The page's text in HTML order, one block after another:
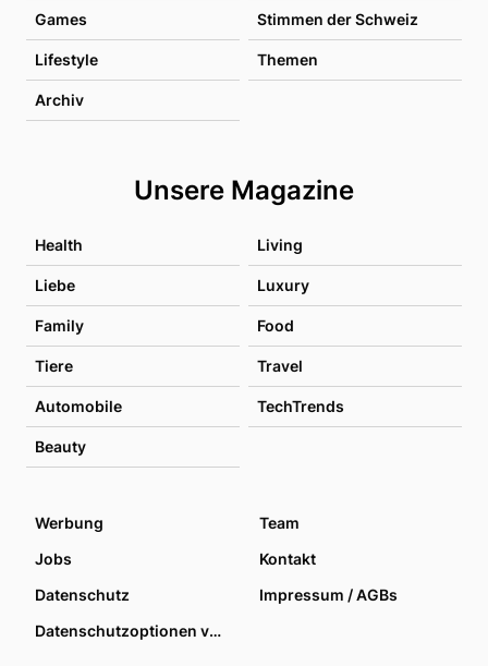
Games Stimmen der Schweiz
Lifestyle Themen
Archiv
Unsere Magazine
Health Living
Liebe Luxury
Family Food
Tiere Travel
Automobile TechTrends
Beauty
Werbung
Team
Jobs
Kontakt
Datenschutz
Impressum / AGBs
Datenschutzoptionen verwalten